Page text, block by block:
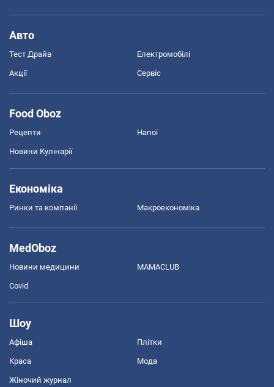
Авто
Тест Драйв Електромобілі
Акції Сервіс
Food Oboz
Рецепти Напої
Новини Кулінарії
Економіка
Ринки та компанії Макроекономіка
MedOboz
Новини медицини MAMACLUB
Covid
Шоу
Афіша Плітки
Краса Мода
Жіночий журнал